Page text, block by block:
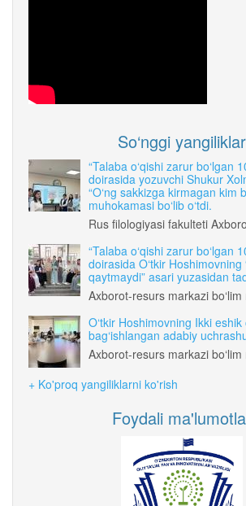
So‘nggi yangiliklar
“Talaba o‘qishi zarur bo‘lgan
doirasida yozuvchi Shukur
“O‘ng sakkizga kirmagan kim
muhokamasi bo‘lib o‘tdi.
Rus filologiyasi fakulteti
“Talaba o‘qishi zarur bo‘lgan
doirasida O‘tkir Hoshimovning
qaytmaydi” asari yuzasidan
Axborot-resurs markazi
O‘tkir Hoshimovning Ikki
bag‘ishlangan adabiy
Axborot-resurs markazi bo‘lim
+ Ko'proq yangiliklarni ko'rish
Foydali